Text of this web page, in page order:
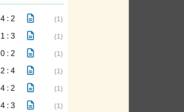
4 : 2 (1)
1 : 3 (1)
0 : 2 (1)
2 : 4 (1)
4 : 2 (1)
4 : 3 (1)